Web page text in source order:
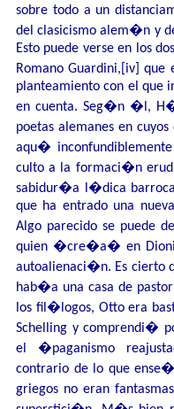
sobre todo a un
del clasicismo alem�n y
Esto puede verse en los
Romano Guardini, [iv]
que
planteamiento con el que
en cuenta. Seg�n �l,
poetas alemanes en
aqu�
culto a la formaci�n
sabidur�a l�dica
que ha entrado una
Algo parecido se puede
quien �cre�a� en
autoalienaci�n. Es cierto
hab�a una casa de
los fil�logos, Otto era
Schelling y comprendi�
el �paganismo
contrario de lo que
griegos no eran